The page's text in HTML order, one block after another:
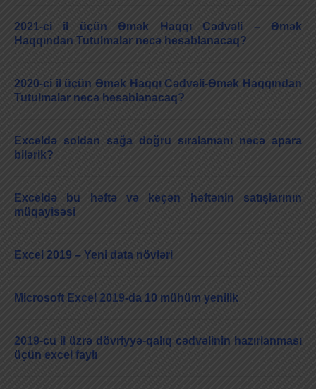
2021-ci il üçün Əmək Haqqı Cədvəli – Əmək
Haqqından Tutulmalar necə hesablanacaq?
2020-ci il üçün Əmək Haqqı Cədvəli-Əmək Haqqından
Tutulmalar necə hesablanacaq?
Exceldə soldan sağa doğru sıralamanı necə apara
bilərik?
Exceldə bu həftə və keçən həftənin satışlarının
müqayisəsi
Excel 2019 – Yeni data növləri
Microsoft Excel 2019-da 10 mühüm yenilik
2019-cu il üzrə dövriyyə-qalıq cədvəlinin hazırlanması
üçün excel faylı